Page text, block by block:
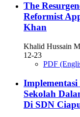
The
Reformist
Khan
Khalid Hussain
12-23
PDF
Sekolah
Di SDN